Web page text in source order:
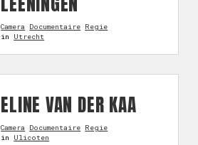
Camera Documentaire Regie
in Utrecht
ELINE VAN DER KAA
Camera Documentaire Regie
in Ulicoten